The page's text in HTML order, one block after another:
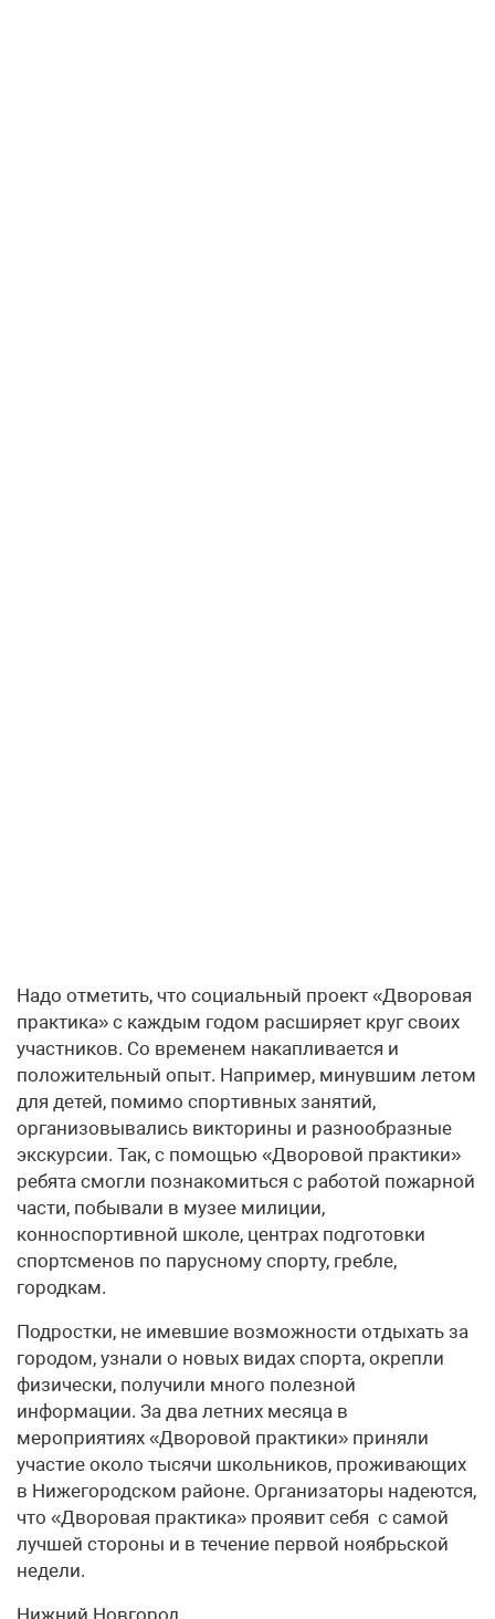
Надо отметить, что социальный проект «Дворовая
практика» с каждым годом расширяет круг своих
участников. Со временем накапливается и
положительный опыт. Например, минувшим летом
для детей, помимо спортивных занятий,
организовывались викторины и разнообразные
экскурсии. Так, с помощью «Дворовой практики»
ребята смогли познакомиться с работой пожарной
части, побывали в музее милиции,
конноспортивной школе, центрах подготовки
спортсменов по парусному спорту, гребле,
городкам.
Подростки, не имевшие возможности отдыхать за
городом, узнали о новых видах спорта, окрепли
физически, получили много полезной
информации. За два летних месяца в
мероприятиях «Дворовой практики» приняли
участие около тысячи школьников, проживающих
в Нижегородском районе. Организаторы надеются,
что «Дворовая практика» проявит себя с самой
лучшей стороны и в течение первой ноябрьской
недели.